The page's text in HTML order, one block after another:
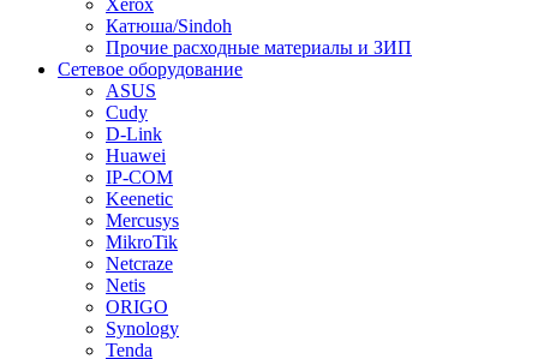
Xerox
Катюша/Sindoh
Прочие расходные материалы и ЗИП
Сетевое оборудование
ASUS
Cudy
D-Link
Huawei
IP-COM
Keenetic
Mercusys
MikroTik
Netcraze
Netis
ORIGO
Synology
Tenda